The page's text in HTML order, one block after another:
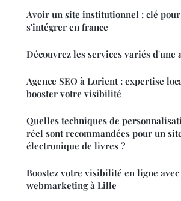
Avoir un site institutionnel : clé
s'intégrer en france
Découvrez les services variés d'une
Agence SEO à Lorient : expertise
booster votre visibilité
Quelles techniques de
réel sont recommandées pour un
électronique de livres ?
Boostez votre visibilité en ligne avec
webmarketing à Lille